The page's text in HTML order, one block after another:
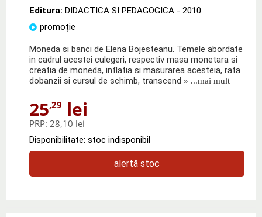
Editura: DIDACTICA SI PEDAGOGICA - 2010
promoție
Moneda si banci de Elena Bojesteanu. Temele abordate
in cadrul acestei culegeri, respectiv masa monetara si
creatia de moneda, inflatia si masurarea acesteia, rata
dobanzii si cursul de schimb, transcend » ...mai mult
25,29 lei
PRP: 28,10 lei
Disponibilitate: stoc indisponibil
alertă stoc